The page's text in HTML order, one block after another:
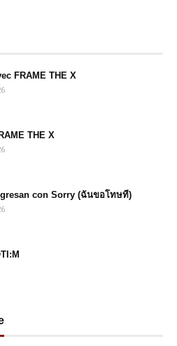
FRAME THE X
THE X
con Sorry (ฉันขอโทษที)